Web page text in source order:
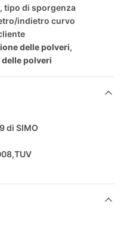
tipo di sporgenza
indietro curvo
delle polveri,
polveri
di SIMO